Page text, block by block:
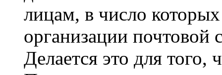
лицам, в число
организации почтовой
Делается это для того,